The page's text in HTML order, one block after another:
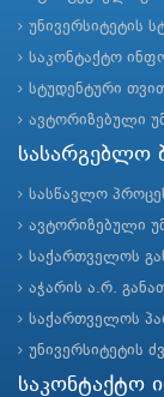
უნივერსიტეტის
საკონტაქტო
სტუდენტური
ავტორიზებული
სასარგებლო
სასწავლო
ავტორიზებული
საქართველოს
აჭარის ა.რ.
საქართველოს
უნივერსიტეტის
საკონტაქტო